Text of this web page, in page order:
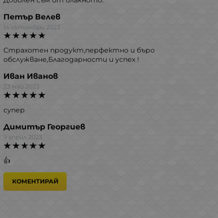
Петър Велев
14 октомври 2023
Страхотен продукт,перфектно и бъро
обслужване,Благодарности и успех !
Иван Иванов
23 май 2023
супер
Димитър Георгиев
9 април 2023
👍
КОМЕНТИРАЙ